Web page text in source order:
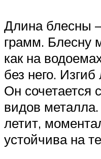
Длина блесны
грамм. Блесну
как на
без него.
Он сочетается
видов
летит,
устойчива на